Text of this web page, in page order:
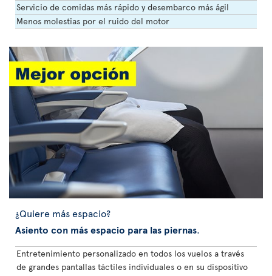
Servicio de comidas más rápido y desembarco más ágil
Menos molestias por el ruido del motor
¿Quiere más espacio?
Asiento con más espacio para las piernas.
Entretenimiento personalizado en todos los vuelos a través
de grandes pantallas táctiles individuales o en su dispositivo